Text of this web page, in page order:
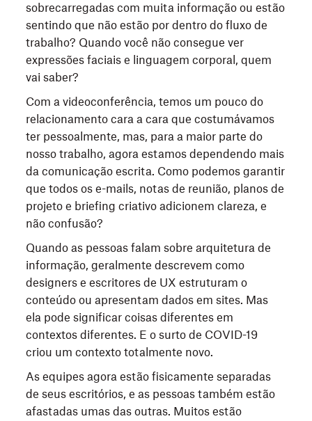
sobrecarregadas com muita informação ou estão
sentindo que não estão por dentro do fluxo de
trabalho? Quando você não consegue ver
expressões faciais e linguagem corporal, quem
vai saber?
Com a videoconferência, temos um pouco do
relacionamento cara a cara que costumávamos
ter pessoalmente, mas, para a maior parte do
nosso trabalho, agora estamos dependendo mais
da comunicação escrita. Como podemos garantir
que todos os e-mails, notas de reunião, planos de
projeto e briefing criativo adicionem clareza, e
não confusão?
Quando as pessoas falam sobre arquitetura de
informação, geralmente descrevem como
designers e escritores de UX estruturam o
conteúdo ou apresentam dados em sites. Mas
ela pode significar coisas diferentes em
contextos diferentes. E o surto de COVID-19
criou um contexto totalmente novo.
As equipes agora estão fisicamente separadas
de seus escritórios, e as pessoas também estão
afastadas umas das outras. Muitos estão